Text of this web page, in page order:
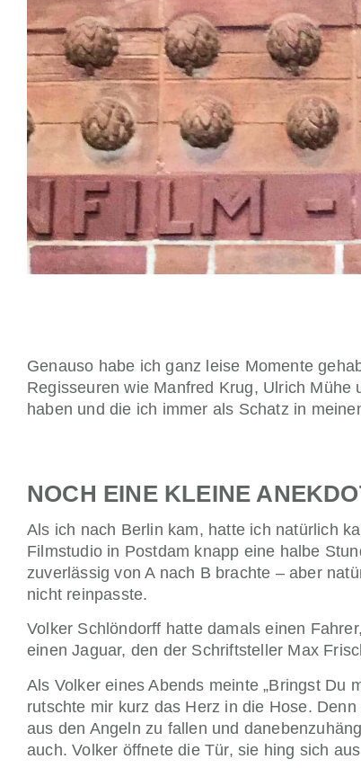
Genauso habe ich ganz leise Momente
Regisseuren wie Manfred Krug, Ulrich
haben und die ich immer als Schatz in
NOCH EINE KLEINE
Als ich nach Berlin kam, hatte ich natürlich
Filmstudio in Postdam knapp eine halbe
zuverlässig von A nach B brachte – aber
nicht reinpasste.
Volker Schlöndorff hatte damals einen
einen Jaguar, den der Schriftsteller Max
Als Volker eines Abends meinte „Bringst Du
rutschte mir kurz das Herz in die Hose.
aus den Angeln zu fallen und
auch. Volker öffnete die Tür, sie hing sich